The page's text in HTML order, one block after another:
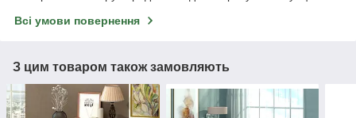
Всі умови повернення
З цим товаром також замовляють